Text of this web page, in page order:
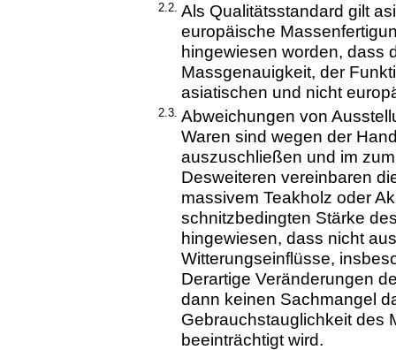
2.2. Als Qualitätsstandard gilt
europäische
hingewiesen worden, dass
Massgenauigkeit, der
asiatischen und nicht
2.3. Abweichungen von
Waren sind wegen der
auszuschließen und im
Desweiteren vereinbaren
massivem Teakholz oder
schnitzbedingten Stärke
hingewiesen, dass nicht
Witterungseinflüsse,
Derartige Veränderungen
dann keinen Sachmangel
Gebrauchstauglichkeit des
beeinträchtigt wird.